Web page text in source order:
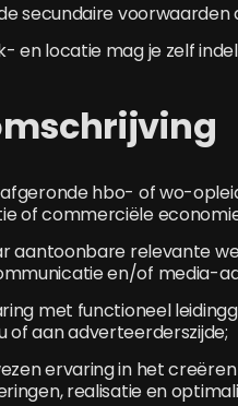
secundaire voorwaarden
en locatie mag je zelf
hbo- of wo-
of commerciële
aantoonbare relevante
en/of media-
met functioneel
of aan adverteerderszijde;
ervaring in het
realisatie en